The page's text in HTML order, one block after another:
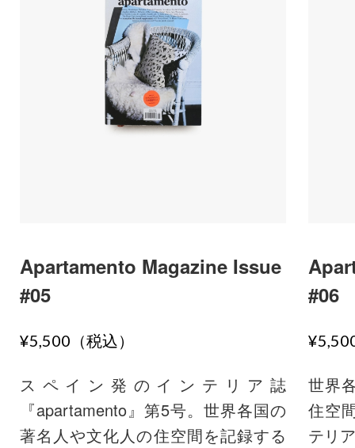
Apartamento Magazine Issue
#05
¥5,500（税込）
スペイン発のインテリア誌
『apartamento』第5号。世界各国の
著名人や文化人の住空間を記録する
#06
世界
住空
テリ